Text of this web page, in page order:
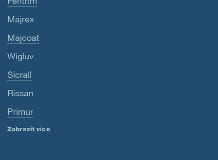
Majrex
Majcoat
Wigluv
Sicrall
Rissan
Primur
Zobrazit více